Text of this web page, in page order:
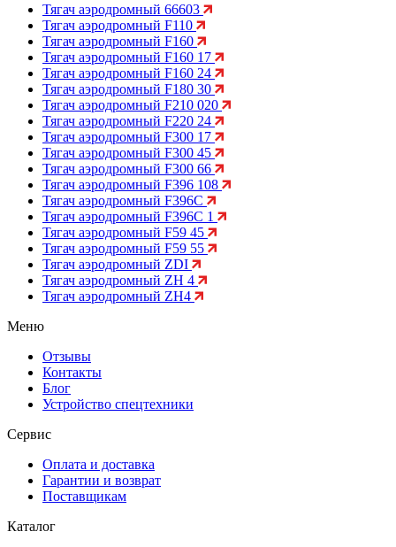
Тягач аэродромный 66603
Тягач аэродромный F110
Тягач аэродромный F160
Тягач аэродромный F160 17
Тягач аэродромный F160 24
Тягач аэродромный F180 30
Тягач аэродромный F210 020
Тягач аэродромный F220 24
Тягач аэродромный F300 17
Тягач аэродромный F300 45
Тягач аэродромный F300 66
Тягач аэродромный F396 108
Тягач аэродромный F396C
Тягач аэродромный F396C 1
Тягач аэродромный F59 45
Тягач аэродромный F59 55
Тягач аэродромный ZDI
Тягач аэродромный ZH 4
Тягач аэродромный ZH4
Меню
Отзывы
Контакты
Блог
Устройство спецтехники
Сервис
Оплата и доставка
Гарантии и возврат
Поставщикам
Каталог